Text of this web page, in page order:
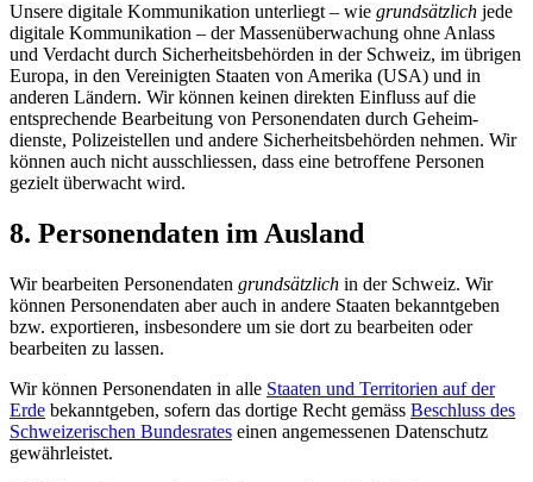
Unsere digitale Kommunikation unterliegt – wie grundsätzlich jede
digitale Kommunikation – der Massen­überwachung ohne Anlass
und Verdacht durch Sicher­heitsbehörden in der Schweiz, im übrigen
Europa, in den Vereinigten Staaten von Amerika (USA) und in
anderen Ländern. Wir können keinen direkten Einfluss auf die
entsprechende Bearbeitung von Personen­daten durch Geheim­
dienste, Polizei­stellen und andere Sicherheits­behörden nehmen. Wir
können auch nicht ausschliessen, dass eine betroffene Personen
gezielt überwacht wird.
8. Personen­daten im Ausland
Wir bearbeiten Personendaten grundsätzlich in der Schweiz. Wir
können Personendaten aber auch in andere Staaten bekanntgeben
bzw. exportieren, insbesondere um sie dort zu bearbeiten oder
bearbeiten zu lassen.
Wir können Personendaten in alle Staaten und Territorien auf der
Erde bekanntgeben, sofern das dortige Recht gemäss Beschluss des
Schweizerischen Bundesrates einen angemessenen Datenschutz
gewährleistet.